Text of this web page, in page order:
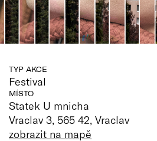
TYP AKCE
Festival
MÍSTO
Statek U mnicha
Vraclav 3, 565 42, Vraclav
zobrazit na mapě